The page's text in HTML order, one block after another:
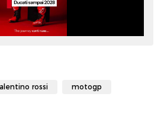
rossi motogp